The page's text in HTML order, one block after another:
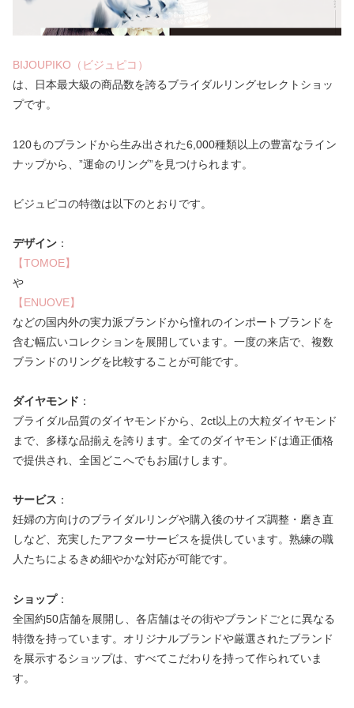
BIJOUPIKO（ビジュピコ）
は、日本最大級の商品数を誇るブライダルリングセレクトショッ
プです。
120ものブランドから生み出された6,000種類以上の豊富なライン
ナップから、”運命のリング”を見つけられます。
ビジュピコの特徴は以下のとおりです。
デザイン ：
【TOMOE】
や
【ENUOVE】
などの国内外の実力派ブランドから憧れのインポートブランドを
含む幅広いコレクションを展開しています。一度の来店で、複数
ブランドのリングを比較することが可能です。
ダイヤモンド ：
ブライダル品質のダイヤモンドから、2ct以上の大粒ダイヤモンド
まで、多様な品揃えを誇ります。全てのダイヤモンドは適正価格
で提供され、全国どこへでもお届けします。
サービス ：
妊婦の方向けのブライダルリングや購入後のサイズ調整・磨き直
しなど、充実したアフターサービスを提供しています。熟練の職
人たちによるきめ細やかな対応が可能です。
ショップ：
全国約50店舗を展開し、各店舗はその街やブランドごとに異なる
特徴を持っています。オリジナルブランドや厳選されたブランド
を展示するショップは、すべてこだわりを持って作られていま
す。